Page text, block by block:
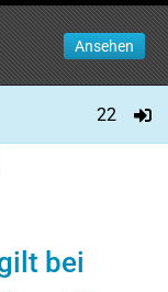
Ansehen
22
bei